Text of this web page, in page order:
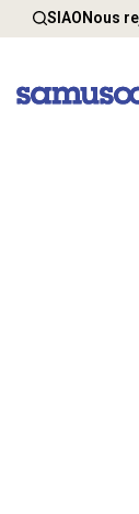
SIAONous